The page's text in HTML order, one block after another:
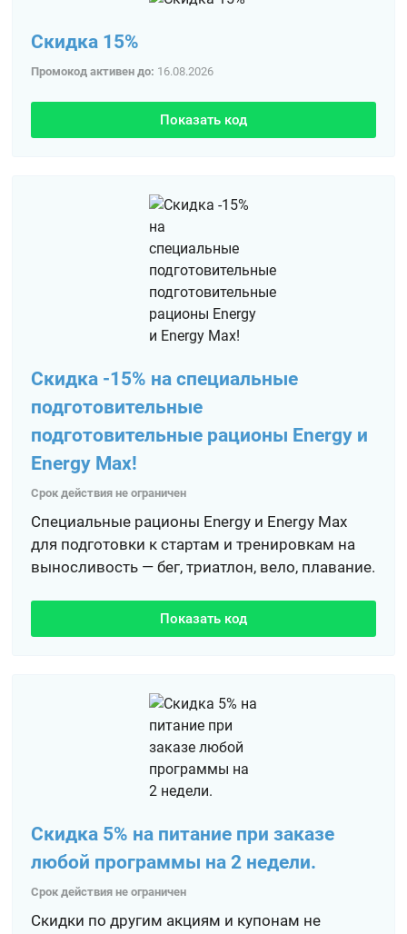
Скидка 15%
Промокод активен до: 16.08.2026
Показать код
Скидка -15% на специальные
подготовительные
подготовительные рационы Energy и
Energy Max!
Срок действия не ограничен
Специальные рационы Energy и Energy Max
для подготовки к стартам и тренировкам на
выносливость — бег, триатлон, вело, плавание.
Показать код
Скидка 5% на питание при заказе
любой программы на 2 недели.
Срок действия не ограничен
Скидки по другим акциям и купонам не